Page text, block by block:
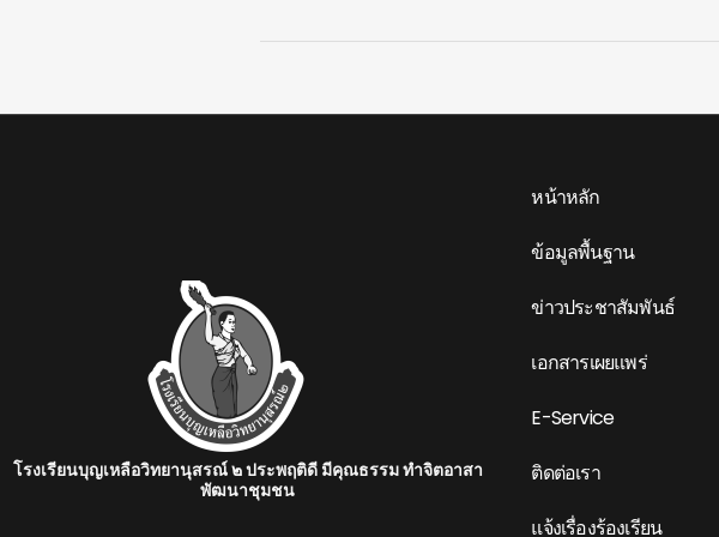
โรงเรียนบุญเหลือวิทยานุสรณ์ ๒ ประพฤติดี มีคุณธรรม ทำจิตอาสา
พัฒนาชุมชน
หน้าหลัก
ข้อมูลพื้นฐาน
ข่าวประชาสัมพันธ์
เอกสารเผยแพร่
E-Service
ติดต่อเรา
แจ้งเรื่องร้องเรียน